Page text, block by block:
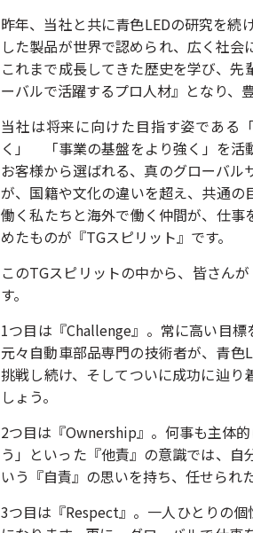
昨年、当社と共に青色LEDの研究を
した製品が世界で認められ、広く社
これまで成長してきた歴史を学び、
ーバルで活躍するプロ人材』となり、
当社は将来に向けた目指す姿である
く」 「事業の基盤をより強く」を活
お客様から選ばれる、真のグローバ
が、国籍や文化の違いを超え、共通
働く私たちと海外で働く仲間が、仕事
めたものが『TGスピリット』です。
このTGスピリットの中から、皆さん
す。
1つ目は『Challenge』。常に高い目標
元々自動車部品専門の技術者が、青
挑戦し続け、そしてついに成功に辿り
しょう。
2つ目は『Ownership』。何事も主体
う」といった『他責』の意識では、
いう『自責』の思いを持ち、任せられ
3つ目は『Respect』。一人ひとりの